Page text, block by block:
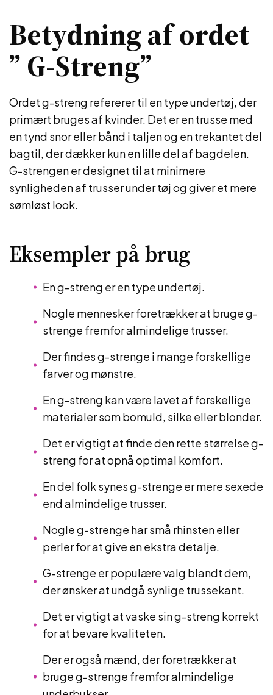
Betydning af ordet
” G-Streng”
Ordet g-streng refererer til en type undertøj, der
primært bruges af kvinder. Det er en trusse med
en tynd snor eller bånd i taljen og en trekantet del
bagtil, der dækker kun en lille del af bagdelen.
G-strengen er designet til at minimere
synligheden af trusser under tøj og giver et mere
sømløst look.
Eksempler på brug
En g-streng er en type undertøj.
Nogle mennesker foretrækker at bruge g-
strenge fremfor almindelige trusser.
Der findes g-strenge i mange forskellige
farver og mønstre.
En g-streng kan være lavet af forskellige
materialer som bomuld, silke eller blonder.
Det er vigtigt at finde den rette størrelse g-
streng for at opnå optimal komfort.
En del folk synes g-strenge er mere sexede
end almindelige trusser.
Nogle g-strenge har små rhinsten eller
perler for at give en ekstra detalje.
G-strenge er populære valg blandt dem,
der ønsker at undgå synlige trussekant.
Det er vigtigt at vaske sin g-streng korrekt
for at bevare kvaliteten.
Der er også mænd, der foretrækker at
bruge g-strenge fremfor almindelige